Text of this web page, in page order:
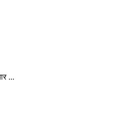
...